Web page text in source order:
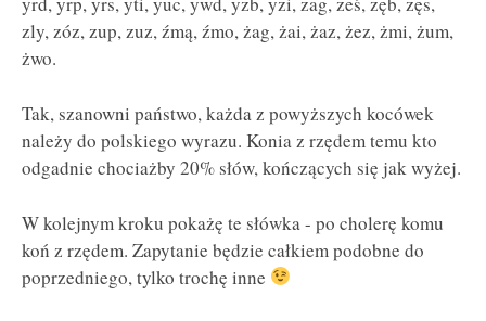
zly, zóz, zup, zuz, źmą, źmo, żag, żai, żaz, żez, żmi, żum,
żwo.
Tak, szanowni państwo, każda z powyższych kocówek
należy do polskiego wyrazu. Konia z rzędem temu kto
odgadnie chociażby 20% słów, kończących się jak wyżej.
W kolejnym kroku pokażę te słówka - po cholerę komu
koń z rzędem. Zapytanie będzie całkiem podobne do
poprzedniego, tylko trochę inne